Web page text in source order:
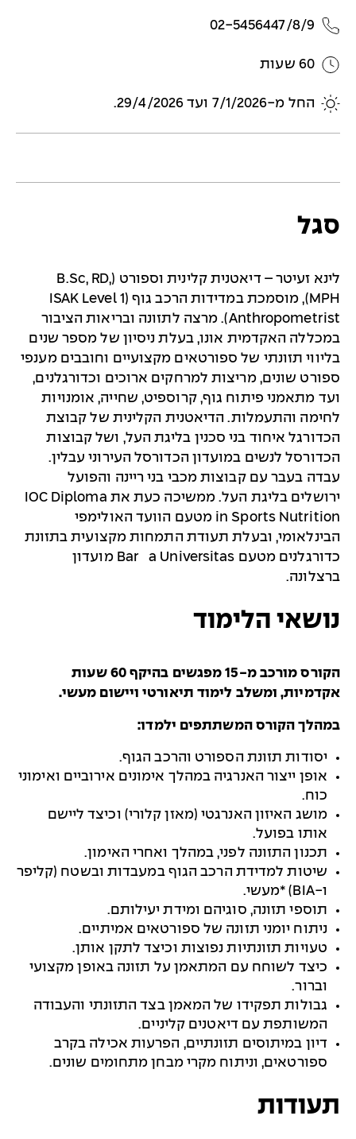
02-5456447/8/9
60 שעות
החל מ-7/1/2026 ועד 29/4/2026.
סגל
לינא זעיטר – דיאטנית קלינית וספורט (B.Sc, RD,
MPH), מוסמכת במדידות הרכב גוף (ISAK Level 1
Anthropometrist). מרצה לתזונה ובריאות הציבור
במכללה האקדמית אונו, בעלת ניסיון של מספר שנים
בליווי תזונתי של ספורטאים מקצועיים וחובבים מענפי
ספורט שונים, מריצות למרחקים ארוכים וכדורגלנים,
ועד מתאמני פיתוח גוף, קרוספיט, שחייה, אומנויות
לחימה והתעמלות. הדיאטנית הקלינית של קבוצת
הכדורגל איחוד בני סכנין בליגת העל, ושל קבוצות
הכדורסל לנשים במועדון הכדורסל העירוני עבלין.
עבדה בעבר עם קבוצות מכבי בני ריינה והפועל
ירושלים בליגת העל. ממשיכה כעת את IOC Diploma
in Sports Nutrition מטעם הוועד האולימפי
הבינלאומי, ובעלת תעודת התמחות מקצועית בתזונת
כדורגלנים מטעם Barça Universitas מועדון
ברצלונה.
נושאי הלימוד
הקורס מורכב מ-15 מפגשים בהיקף 60 שעות
אקדמיות, ומשלב לימוד תיאורטי ויישום מעשי.
במהלך הקורס המשתתפים ילמדו:
יסודות תזונת הספורט והרכב הגוף.
אופן ייצור האנרגיה במהלך אימונים אירוביים ואימוני
כוח.
מושג האיזון האנרגטי (מאזן קלורי) וכיצד ליישם
אותו בפועל.
תכנון התזונה לפני, במהלך ואחרי האימון.
שיטות למדידת הרכב הגוף במעבדות ובשטח (קליפר
ו-BIA) *מעשי.
תוספי תזונה, סוגיהם ומידת יעילותם.
ניתוח יומני תזונה של ספורטאים אמיתיים.
טעויות תזונתיות נפוצות וכיצד לתקן אותן.
כיצד לשוחח עם המתאמן על תזונה באופן מקצועי
וברור.
גבולות תפקידו של המאמן בצד התזונתי והעבודה
המשותפת עם דיאטנים קליניים.
דיון במיתוסים תזונתיים, הפרעות אכילה בקרב
ספורטאים, וניתוח מקרי מבחן מתחומים שונים.
תעודות